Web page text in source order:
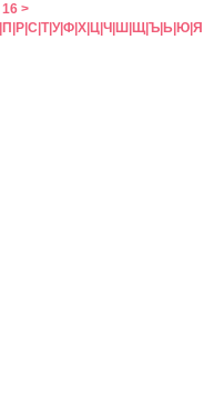
16>
П Р С Т|У|Ф Х Ц Ч Ш Щ Ъ Ь Ю Я